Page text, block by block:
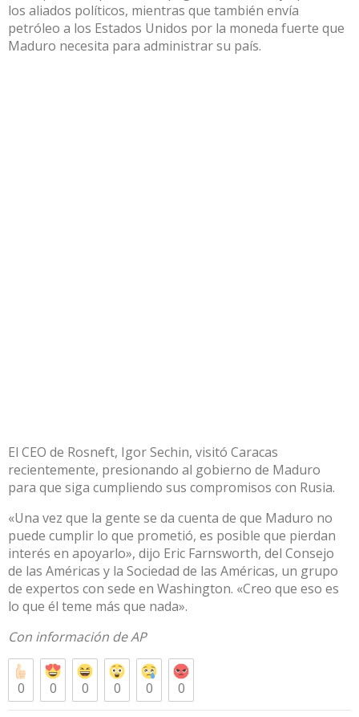
los aliados políticos, mientras que también envía
petróleo a los Estados Unidos por la moneda fuerte que
Maduro necesita para administrar su país.
El CEO de Rosneft, Igor Sechin, visitó Caracas
recientemente, presionando al gobierno de Maduro
para que siga cumpliendo sus compromisos con Rusia.
«Una vez que la gente se da cuenta de que Maduro no
puede cumplir lo que prometió, es posible que pierdan
interés en apoyarlo», dijo Eric Farnsworth, del Consejo
de las Américas y la Sociedad de las Américas, un grupo
de expertos con sede en Washington. «Creo que eso es
lo que él teme más que nada».
Con información de AP
0 0 0 0 0 0